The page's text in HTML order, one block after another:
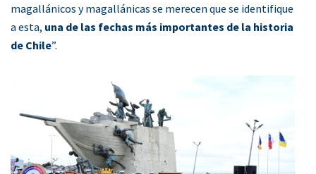
magallánicos y magallánicas se merecen que se identifique
a esta, una de las fechas más importantes de la historia
de Chile”.